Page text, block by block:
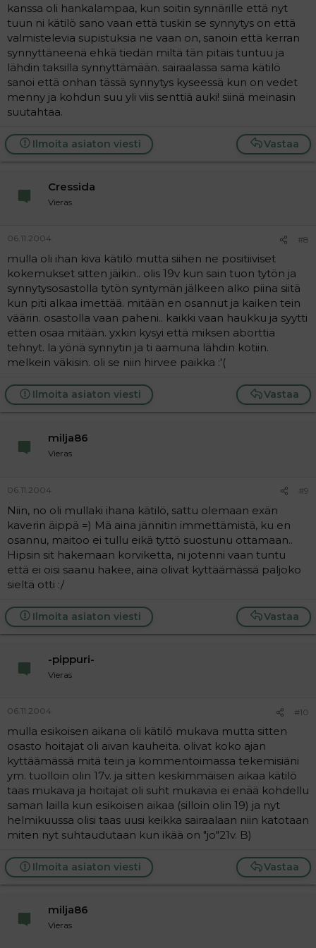
kanssa oli hankalampaa, kun soitin synnärille että nyt
tuun ni kätilö sano vaan että tuskin se synnytys on että
valmistelevia supistuksia ne vaan on, sanoin että kerran
synnyttäneenä ehkä tiedän miltä tän pitäis tuntuu ja
lähdin taksilla synnyttämään. sairaalassa sama kätilö
sanoi että onhan tässä synnytys kyseessä kun on vedet
menny ja kohdun suu yli viis senttiä auki! siinä meinasin
suutahtaa.
Vastaa
Ilmoita asiaton viesti
Cressida
Vieras
06.11.2004 #8
mulla oli ihan kiva kätilö mutta siihen ne positiiviset
kokemukset sitten jäikin.. olis 19v kun sain tuon tytön ja
synnytysosastolla tytön syntymän jälkeen alko piina siitä
kun piti alkaa imettää. mitään en osannut ja kaiken tein
väärin. osastolla vaan paheni.. kaikki vaan haukku ja syytti
etten osaa mitään. yxkin kysyi että miksen aborttia
tehnyt. la yönä synnytin ja ti aamuna lähdin kotiin.
melkein väkisin. oli se niin hirvee paikka :'(
Vastaa
Ilmoita asiaton viesti
milja86
Vieras
06.11.2004 #9
Niin, no oli mullaki ihana kätilö, sattu olemaan exän
kaverin äippä =) Mä aina jännitin immettämistä, ku en
osannu, maitoo ei tullu eikä tyttö suostunu ottamaan..
Hipsin sit hakemaan korviketta, ni jotenni vaan tuntu
että ei oisi saanu hakee, aina olivat kyttäämässä paljoko
sieltä otti :/
Vastaa
Ilmoita asiaton viesti
-pippuri-
Vieras
06.11.2004 #10
mulla esikoisen aikana oli kätilö mukava mutta sitten
osasto hoitajat oli aivan kauheita. olivat koko ajan
kyttäämässä mitä tein ja kommentoimassa tekemisiäni
ym. tuolloin olin 17v. ja sitten keskimmäisen aikaa kätilö
taas mukava ja hoitajat oli suht mukavia ei enää kohdellu
saman lailla kun esikoisen aikaa (silloin olin 19) ja nyt
helmikuussa olisi taas uusi keikka sairaalaan niin katotaan
miten nyt suhtaudutaan kun ikää on "jo"21v. B)
Vastaa
Ilmoita asiaton viesti
milja86
Vieras